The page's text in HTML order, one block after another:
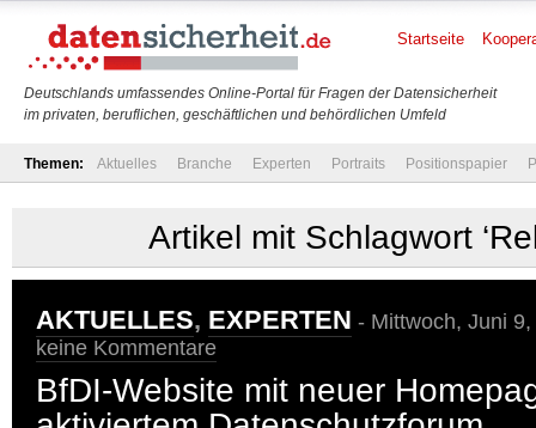
Deutschlands umfassendes Online-Portal für Fragen der Datensicherheit
im privaten, beruflichen, geschäftlichen und behördlichen Umfeld
Startseite
Themen: Aktuelles Branche Experten Portraits Positionspapier
Artikel mit Schlagwort
AKTUELLES, EXPERTEN - Mittwoch, Juni
keine Kommentare
BfDI-Website mit neuer